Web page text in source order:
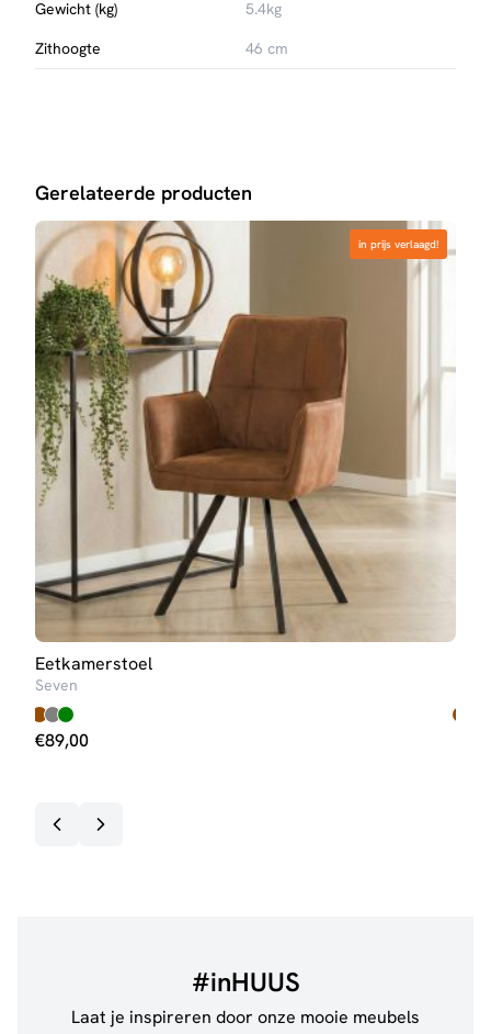
Gewicht (kg)
5.4kg
Zithoogte
46 cm
Gerelateerde producten
in prijs verlaagd!
in prijs verlaagd!
Eetkamerstoel
Seven
€89,00
#inHUUS
Laat je inspireren door onze mooie meubels